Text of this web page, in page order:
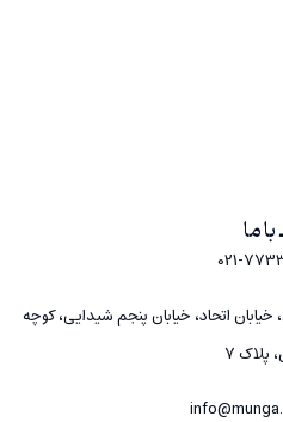
ما
خیابان اتحاد، خیابان پنجم شیدایی، کوچه
7